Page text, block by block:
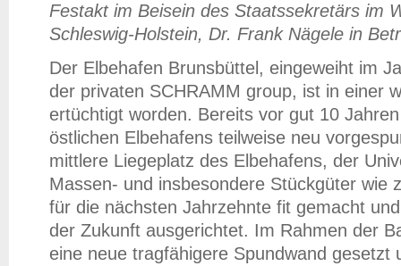
Festakt im Beisein des Staatssekretärs im
Schleswig-Holstein, Dr. Frank Nägele in
Der Elbehafen Brunsbüttel, eingeweiht im
der privaten SCHRAMM group, ist in einer
ertüchtigt worden. Bereits vor gut 10
östlichen Elbehafens teilweise neu
mittlere Liegeplatz des Elbehafens, der
Massen- und insbesondere Stückgüter wie
für die nächsten Jahrzehnte fit gemacht
der Zukunft ausgerichtet. Im Rahmen der
eine neue tragfähigere Spundwand gesetzt